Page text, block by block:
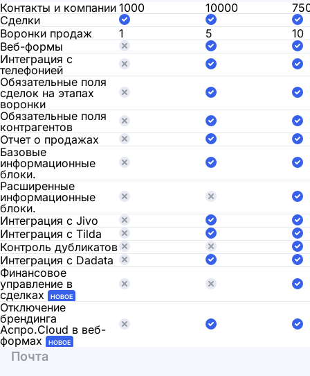
Контакты и компании 1000 10000
Сделки
Воронки продаж
1 5
10
Веб-формы
Интеграция с
телефонией
Обязательные поля
сделок на этапах
воронки
Обязательные поля
контрагентов
Отчет о продажах
Базовые
информационные
блоки.
Расширенные
информационные
блоки.
Интеграция с Jivo
Интеграция с Tilda
Контроль дубликатов
Интеграция с Dadata
Финансовое
управление в
сделках
НОВОЕ
Отключение
брендинга
Аспро.Cloud в веб-
формах
НОВОЕ
Почта